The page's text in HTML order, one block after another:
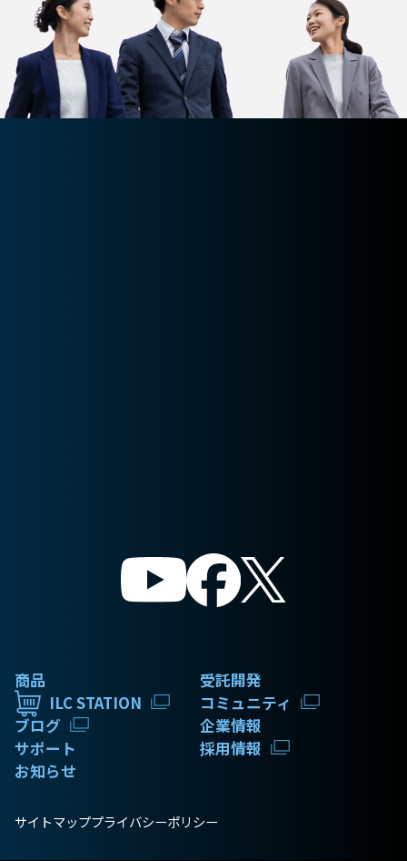
商品
受託開発
ILC STATION
コミュニティ
ブログ
企業情報
サポート
採用情報
お知らせ
サイトマッププライバシーポリシー